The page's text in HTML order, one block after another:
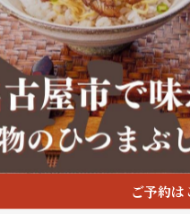
ひつまぶし鰻伸、新
2025/05/27
いつもご利用いただいて
まぶし鰻伸」がついに２
して６月…
ご予約は